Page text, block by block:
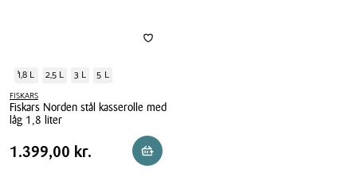
1,8 L 2,5 L 3 L 5 L
FISKARS
Fiskars Norden stål kasserolle med
låg 1,8 liter
Fiskars
Norden
Pris
Pris 1.399,00 kr.
1.399,00 kr. Reservér i butik